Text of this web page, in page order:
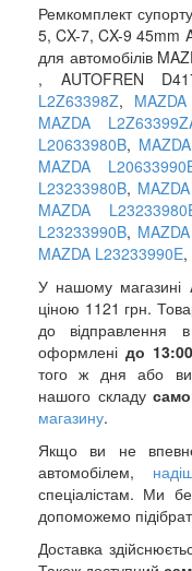
Ремкомплект
5, CX-7, CX-9 45mm
для автомобілів
, AUTOFREN
L2Z63398Z,
MAZDA
L20633980B,
MAZDA
L23233980B,
MAZDA
L23233990B,
MAZDA L23233990E,
У нашому магазині
ціною 1121 грн.
до відправлення
оформленідо 13:00
того ж дня або
нашого складу
магазину.
Якщо ви не
автомобілем,
спеціалістам. Ми
допоможемо
Доставка